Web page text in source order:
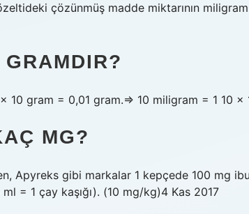
çözünmüş madde miktarının
10 gram = 0,01 gram.⇒ 10 miligram = 1 10 ×
MG?
Apyreks gibi markalar 1 kepçede 100 mg
ml = 1 çay kaşığı). (10 mg/kg)4 Kas 2017